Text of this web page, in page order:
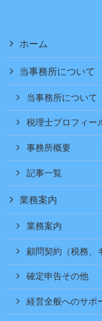
ホーム
当事務所について
当事務所について
税理士プロフィー
事務所概要
記事一覧
業務案内
業務案内
顧問契約（税務、
確定申告その他
経営全般へのサポ